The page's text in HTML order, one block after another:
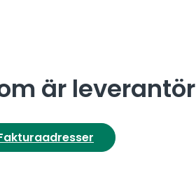
är leverantör